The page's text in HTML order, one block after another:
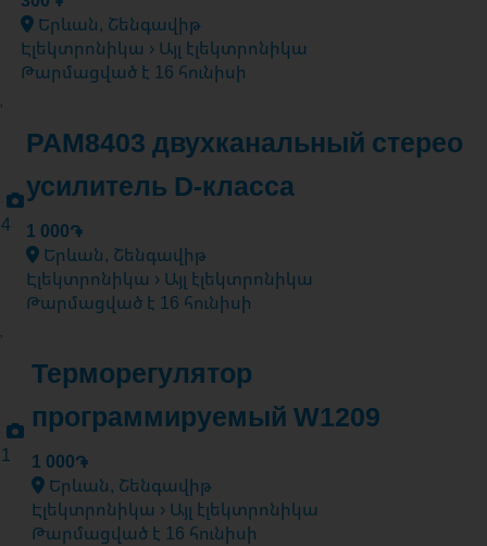
Երևան, Շենգավիթ
Էլեկտրոնիկա › Այլ էլեկտրոնիկա
Թարմացված է 16 հունիսի
4
PAM8403 двухканальный стерео
усилитель D-класса
1 000֏
Երևան, Շենգավիթ
Էլեկտրոնիկա › Այլ էլեկտրոնիկա
Թարմացված է 16 հունիսի
1
Терморегулятор
программируемый W1209
1 000֏
Երևան, Շենգավիթ
Էլեկտրոնիկա › Այլ էլեկտրոնիկա
Թարմացված է 16 հունիսի